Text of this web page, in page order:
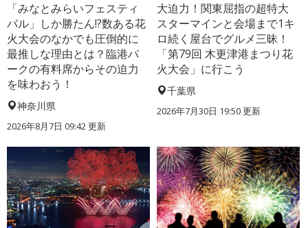
「みなとみらいフェスティ
バル」しか勝たん!?数ある花
火大会のなかでも圧倒的に
最推しな理由とは？臨港パ
ークの有料席からその迫力
を味わおう！
神奈川県
2026年8月7日 09:42 更新
大迫力！関東屈指の超特大
スターマインと会場まで1キ
ロ続く屋台でグルメ三昧！
「第79回 木更津港まつり花
火大会」に行こう
千葉県
2026年7月30日 19:50 更新